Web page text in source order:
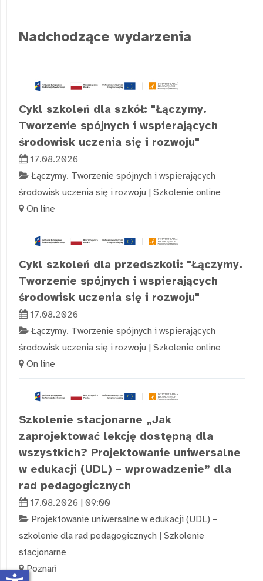
Nadchodzące wydarzenia
Cykl szkoleń dla szkół: "Łączymy.
Tworzenie spójnych i wspierających
środowisk uczenia się i rozwoju"
17.08.2026
Łączymy. Tworzenie spójnych i wspierających
środowisk uczenia się i rozwoju | Szkolenie online
On line
Cykl szkoleń dla przedszkoli: "Łączymy.
Tworzenie spójnych i wspierających
środowisk uczenia się i rozwoju"
17.08.2026
Łączymy. Tworzenie spójnych i wspierających
środowisk uczenia się i rozwoju | Szkolenie online
On line
Szkolenie stacjonarne „Jak
zaprojektować lekcję dostępną dla
wszystkich? Projektowanie uniwersalne
w edukacji (UDL) – wprowadzenie” dla
rad pedagogicznych
17.08.2026 | 09:00
Projektowanie uniwersalne w edukacji (UDL) –
szkolenie dla rad pedagogicznych | Szkolenie
stacjonarne
Poznań